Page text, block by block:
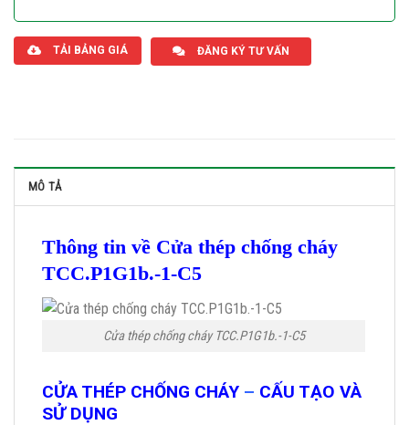
TẢI BẢNG GIÁ ĐĂNG KÝ TƯ VẤN
MÔ TẢ
Thông tin về Cửa thép chống cháy
TCC.P1G1b.-1-C5
Cửa thép chống cháy TCC.P1G1b.-1-C5
CỬA THÉP CHỐNG CHÁY – CẤU TẠO VÀ
SỬ DỤNG